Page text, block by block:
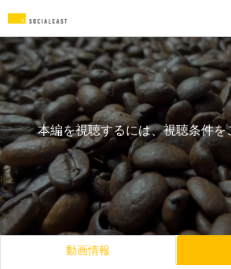
本編を視聴するには、視聴条件を
動画情報